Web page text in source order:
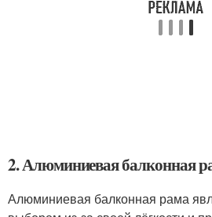
2. Алюминиевая балконная
Алюминиевая балконная рама